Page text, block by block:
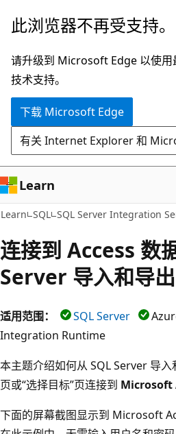
跳
主
要
内
此浏览器不再受支持。
请升级到 Microsoft Edge 以使用
技术支持。
下载 Microsoft Edge
有关 Internet Explorer 和
Learn
Learn SQL SQL Server Integration
连接到 Access 数
Server 导入和导出
适用范围： SQL Server
Integration Runtime
本主题介绍如何从 SQL Server 导入
页或“选择目标”页连接到 Microsoft
下面的屏幕截图显示到 Microsoft